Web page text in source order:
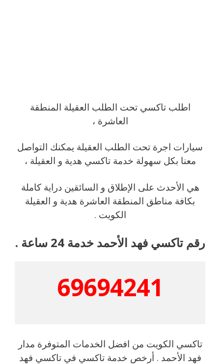
اطلب تاكسي تحت الطلب العقيلة المنطقة
العاشرة ،
سيارات اجرة تحت الطلب العقيلة يمكنك التواصل
معنا بكل سهولة خدمة تاكسي هدية و العقيلة ،
هي الأحدث على الإطلاق و السائقين دراية كاملة
بكافة مناطق المنطقة العاشرة هدية و العقيلة
الكويت .
رقم تاكسي فهد الأحمد خدمة 24 ساعة .
69694241
تاكسي الكويت من افضل الخدمات المتوفرة مدار
فهد الأحمد . أرخص خدمة تاكسي في تاكسي فهد